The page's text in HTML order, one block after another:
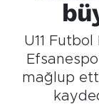
U11 Futbol
mağlup